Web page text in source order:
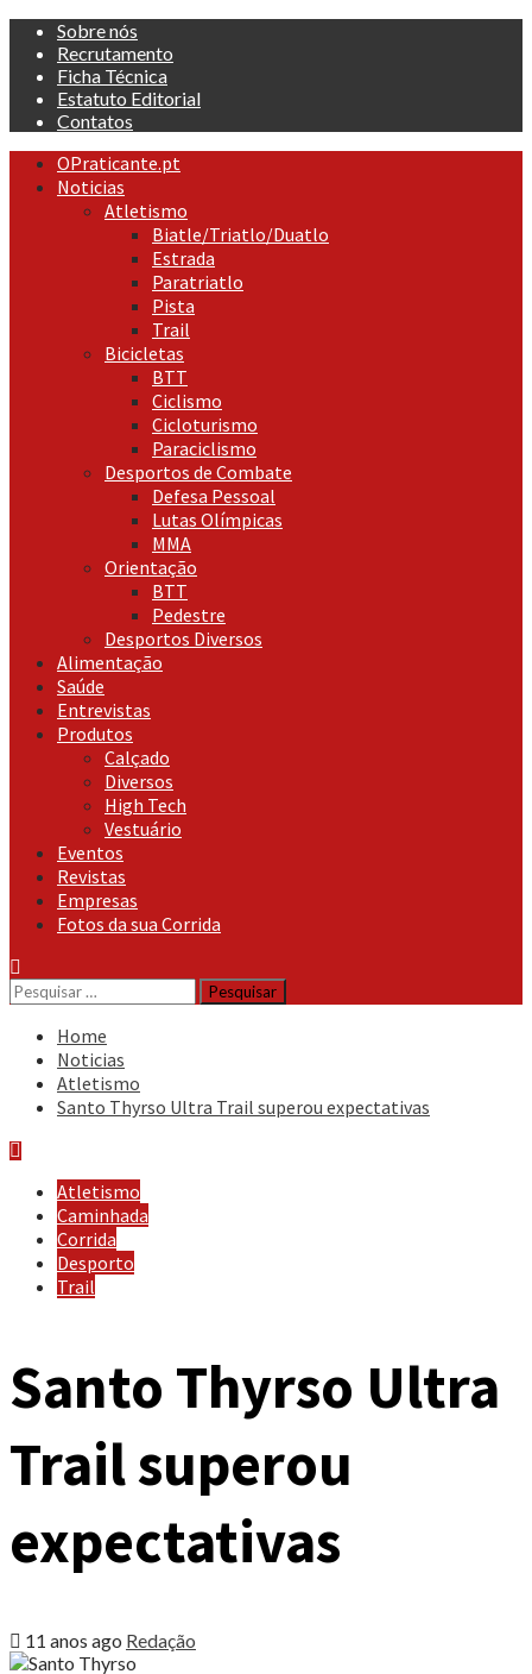
Skip
content
Sobre nós
Recrutamento
Ficha Técnica
Estatuto Editorial
Contatos
Primary
Menu
OPraticante.pt
Noticias
Atletismo
Biatle/Triatlo/Duatlo
Estrada
Paratriatlo
Pista
Trail
Bicicletas
BTT
Ciclismo
Cicloturismo
Paraciclismo
Desportos de Combate
Defesa Pessoal
Lutas Olímpicas
MMA
Orientação
BTT
Pedestre
Desportos Diversos
Alimentação
Saúde
Entrevistas
Produtos
Calçado
Diversos
High Tech
Vestuário
Eventos
Revistas
Empresas
Fotos da sua Corrida
Pesquisar
por:
Home
Noticias
Atletismo
Santo Thyrso Ultra Trail superou expectativas
Atletismo
Caminhada
Corrida
Desporto
Trail
Santo Thyrso Ultra
Trail superou
expectativas
11 anos ago Redação